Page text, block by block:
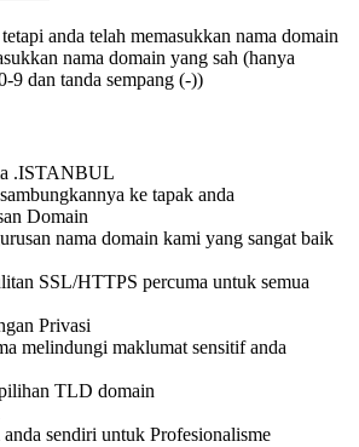
anda telah memasukkan nama domain
nama domain yang sah (hanya
9 dan tanda sempang (-))
.ISTANBUL
ke tapak anda
Domain
nama domain kami yang sangat baik
SSL/HTTPS percuma untuk semua
Privasi
melindungi maklumat sensitif anda
TLD domain
sendiri untuk Profesionalisme